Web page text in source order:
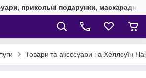
прикольні подарунки, маскарадні
Товари та аксесуари на Хеллоуїн